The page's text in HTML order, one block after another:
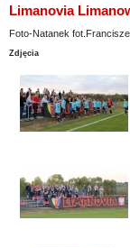
Limanovia
Foto-Natanek
Zdjęcia